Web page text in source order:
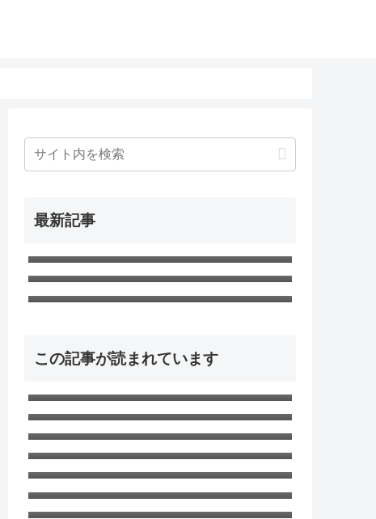
最新記事
レトロPCの音はなぜ「良かった」の
ControllerでBluetooth化しつつJIS
キーを使えるようにした
玄人志向のビデオカード「GG-
RTX2060-E6GB/DF」のGPU冷却フ
ァンを静音化
この記事が読まれています
窓用エアコンがうるさい！ので対策
最終回「ニューワールド」ネタバレ
感想 新世界
無職転生Ⅱ 第18話「ターニングポイ
ント３」ネタバレ感想 さすがの神回
無職転生 第22話「現実（ユメ） 」ネ
タバレ感想 エリスの夢
無職転生Ⅱ 第24話「嗣ぐ」最終回ネ
タバレ感想
無職転生 第8話「ターニングポイント
1」ネタバレ感想 第一部～完～
無職転生 第21話「ターニングポイン
ト2」ネタバレ感想 絶望しかない